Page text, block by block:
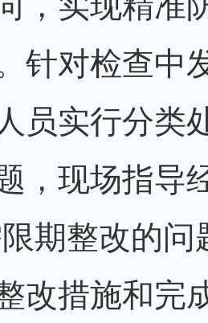
针对检查中
员实行分类
，现场指导
期整改的问
改措施和完